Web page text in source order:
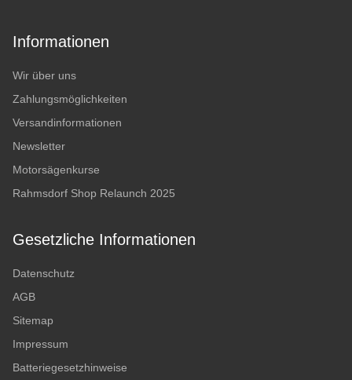
Informationen
Wir über uns
Zahlungsmöglichkeiten
Versandinformationen
Newsletter
Motorsägenkurse
Rahmsdorf Shop Relaunch 2025
Gesetzliche Informationen
Datenschutz
AGB
Sitemap
Impressum
Batteriegesetzhinweise